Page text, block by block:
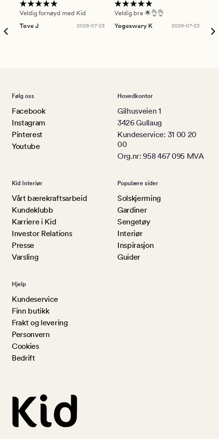
Veldig fornøyd med Kid
Tove J
2026-07-23
Veldig bra 🌟👌👌
Yogeswary K
2026-07-23
Følg oss
Facebook
Instagram
Pinterest
Youtube
Hovedkontor
Gilhusveien 1
3426 Gullaug
Kundeservice: 31 00 20
00
Org.nr: 958 467 095 MVA
Kid Interiør
Vårt bærekraftsarbeid
Kundeklubb
Karriere i Kid
Investor Relations
Presse
Varsling
Populære sider
Solskjerming
Gardiner
Sengetøy
Interiør
Inspirasjon
Guider
Hjelp
Kundeservice
Finn butikk
Frakt og levering
Personvern
Cookies
Bedrift